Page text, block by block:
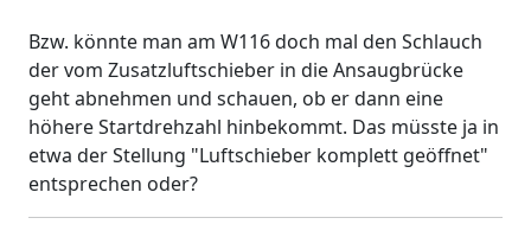
Bzw. könnte man am W116 doch mal den Schlauch
der vom Zusatzluftschieber in die Ansaugbrücke
geht abnehmen und schauen, ob er dann eine
höhere Startdrehzahl hinbekommt. Das müsste ja in
etwa der Stellung "Luftschieber komplett geöffnet"
entsprechen oder?